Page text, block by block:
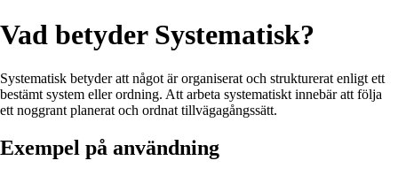
Vad betyder Systematisk?
Systematisk betyder att något är organiserat och strukturerat enligt ett
bestämt system eller ordning. Att arbeta systematiskt innebär att följa
ett noggrant planerat och ordnat tillvägagångssätt.
Exempel på användning